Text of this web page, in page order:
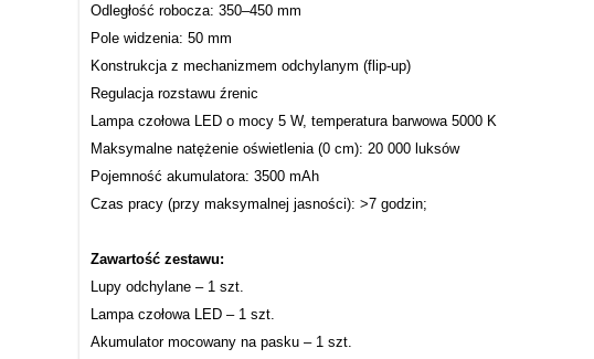
Odległość robocza: 350–450 mm
Pole widzenia: 50 mm
Konstrukcja z mechanizmem odchylanym (flip-up)
Regulacja rozstawu źrenic
Lampa czołowa LED o mocy 5 W, temperatura barwowa 5000 K
Maksymalne natężenie oświetlenia (0 cm): 20 000 luksów
Pojemność akumulatora: 3500 mAh
Czas pracy (przy maksymalnej jasności): >7 godzin;
Zawartość zestawu:
Lupy odchylane – 1 szt.
Lampa czołowa LED – 1 szt.
Akumulator mocowany na pasku – 1 szt.